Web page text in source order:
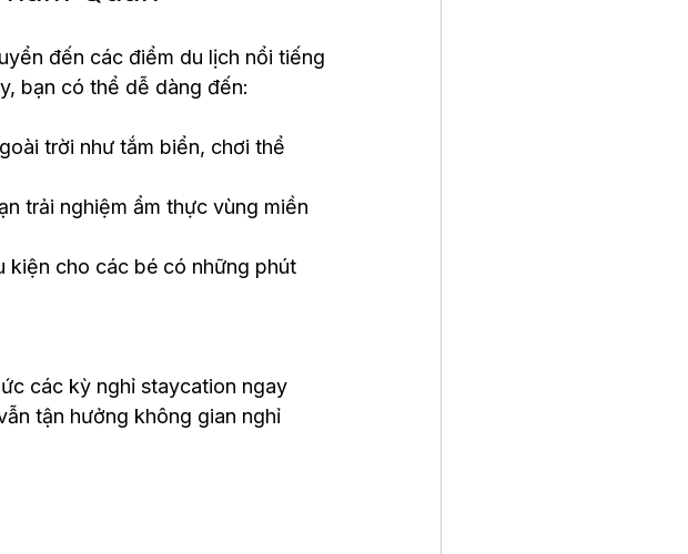
đến các điểm du lịch nổi tiếng
bạn có thể dễ dàng đến:
trời như tắm biển, chơi thể
trải nghiệm ẩm thực vùng miền
kiện cho các bé có những phút
các kỳ nghỉ staycation ngay
tận hưởng không gian nghỉ